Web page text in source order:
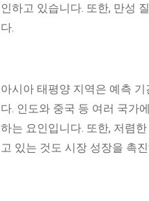
인하고 있습니다. 또한, 만성
다.
아시아 태평양 지역은 예측
다. 인도와 중국 등 여러 국가
하는 요인입니다. 또한, 저렴
고 있는 것도 시장 성장을 촉